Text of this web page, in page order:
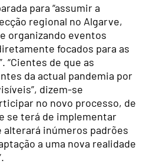
para “assumir a
regional no Algarve,
organizando eventos
focados para as
“Cientes de que as
da actual pandemia por
dizem-se
no novo processo, de
se terá de implementar
alterará inúmeros padrões
a uma nova realidade